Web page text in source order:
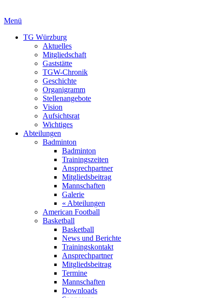
Menü
TG Würzburg
Aktuelles
Mitgliedschaft
Gaststätte
TGW-Chronik
Geschichte
Organigramm
Stellenangebote
Vision
Aufsichtsrat
Wichtiges
Abteilungen
Badminton
Badminton
Trainingszeiten
Ansprechpartner
Mitgliedsbeitrag
Mannschaften
Galerie
« Abteilungen
American Football
Basketball
Basketball
News und Berichte
Trainingskontakt
Ansprechpartner
Mitgliedsbeitrag
Termine
Mannschaften
Downloads